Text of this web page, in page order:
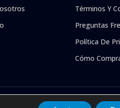
Términos Y
Preguntas
Política De
Cómo
online especializada en la venta de